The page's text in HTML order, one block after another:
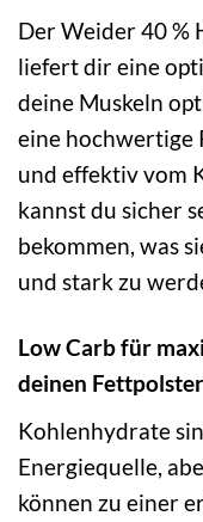
Der Weider 40 %
liefert dir eine
deine Muskeln
eine hochwertige
und effektiv vom
kannst du sicher
bekommen, was
und stark zu
Low Carb für
deinen
Kohlenhydrate
Energiequelle,
können zu einer